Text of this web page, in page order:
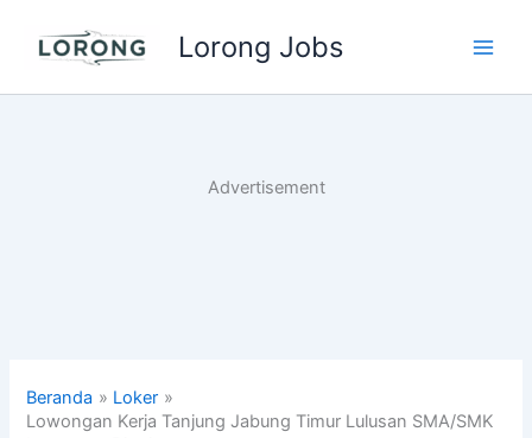
Lorong Jobs
Advertisement
Beranda
Loker
Lowongan Kerja Tanjung Jabung Timur Lulusan SMA/SMK